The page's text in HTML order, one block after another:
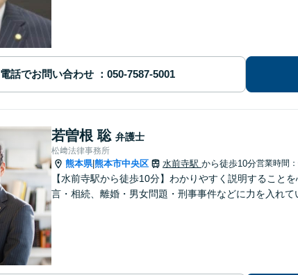
電話でお問い合わせ
若曽根 聡 弁護士
松﨑法律事務所
熊本県|熊本市中央区 水前寺駅 から徒歩10分営業時間
【水前寺駅から徒歩10分】わかりやすく説明すること
言・相続、離婚・男女問題・刑事事件などに力を入れ